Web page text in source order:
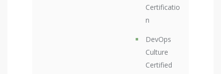
Certificatio
n
DevOps
Culture
Certified